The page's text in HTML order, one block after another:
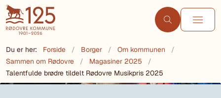
Du er her: Forside Borger
Om kommunen
Sammen om Rødovre
Magasiner 2025
Talentfulde brødre tildelt Rødovre Musikpris 2025